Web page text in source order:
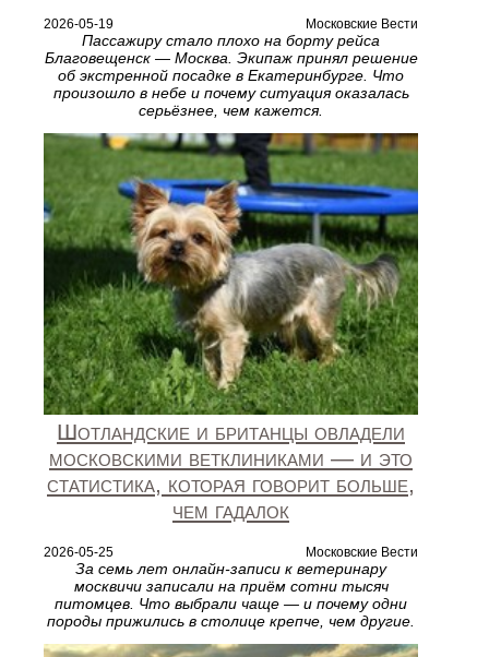
2026-05-19 Московские Вести
Пассажиру стало плохо на борту рейса
Благовещенск — Москва. Экипаж принял решение
об экстренной посадке в Екатеринбурге. Что
произошло в небе и почему ситуация оказалась
серьёзнее, чем кажется.
Шотландские и британцы овладели
московскими ветклиниками — и это
статистика, которая говорит больше,
чем гадалок
2026-05-25 Московские Вести
За семь лет онлайн-записи к ветеринару
москвичи записали на приём сотни тысяч
питомцев. Что выбрали чаще — и почему одни
породы прижились в столице крепче, чем другие.